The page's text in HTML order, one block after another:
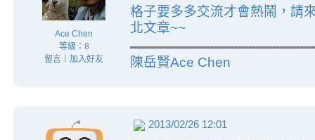
Ace Chen
等級：8
留言
加入好友
格子要多多交流才會熱鬧，請
北文章~~
陳岳賢Ace Chen
2013/02/26 12:01